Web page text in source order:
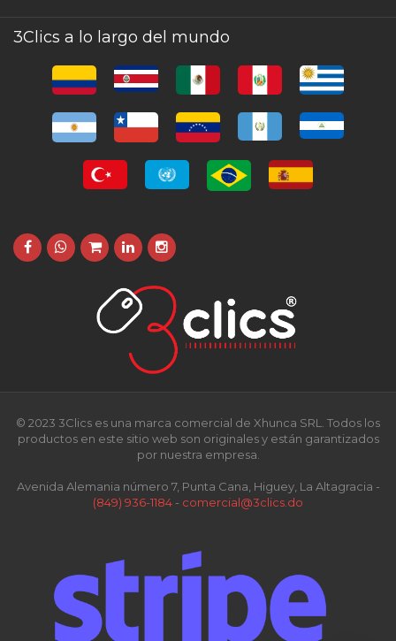
3Clics a lo largo del mundo
© 2023 3Clics es una marca comercial de Xhunca SRL. Todos los
productos en este sitio web son originales y están garantizados
por nuestra empresa.
Avenida Alemania número 7, Punta Cana, Higuey, La Altagracia -
(849) 936-1184 - comercial@3clics.do